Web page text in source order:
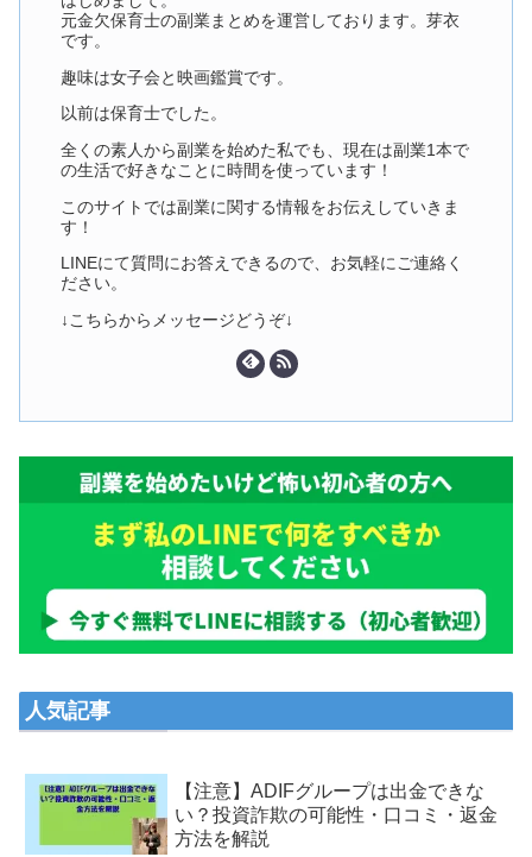
元金欠保育士の副業まとめを運営しております。芽衣
です。
趣味は女子会と映画鑑賞です。
以前は保育士でした。
全くの素人から副業を始めた私でも、現在は副業1本で
の生活で好きなことに時間を使っています！
このサイトでは副業に関する情報をお伝えしていきま
す！
LINEにて質問にお答えできるので、お気軽にご連絡く
ださい。
↓こちらからメッセージどうぞ↓
人気記事
【注意】ADIFグループは出金できな
い？投資詐欺の可能性・口コミ・返金
方法を解説